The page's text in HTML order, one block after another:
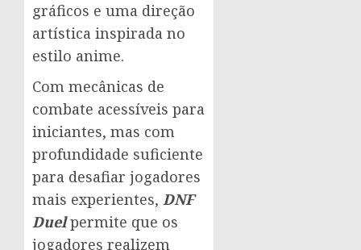
gráficos e uma direção
artística inspirada no
estilo anime.
Com mecânicas de
combate acessíveis para
iniciantes, mas com
profundidade suficiente
para desafiar jogadores
mais experientes, DNF
Duelpermite que os
jogadores realizem